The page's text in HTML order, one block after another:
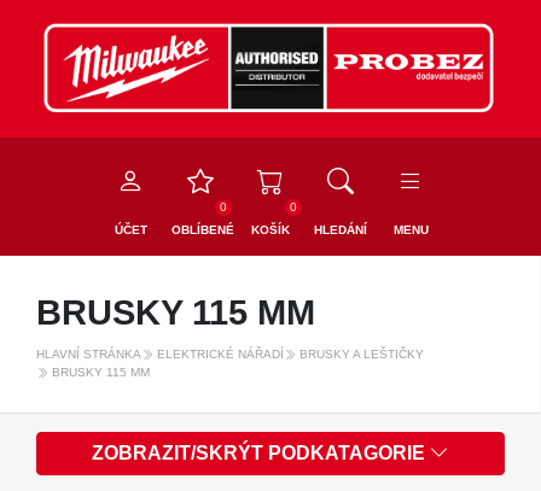
ÚČET
0
OBLÍBENÉ
0
KOŠÍK
HLEDÁNÍ MENU
BRUSKY 115 MM
HLAVNÍ STRÁNKA ELEKTRICKÉ NÁŘADÍ
BRUSKY A LEŠTIČKY
BRUSKY 115 MM
ZOBRAZIT/SKRÝT PODKATAGORIE